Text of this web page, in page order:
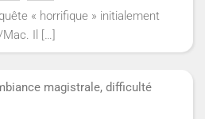
« horrifique » initialement
Il […]
magistrale, difficulté